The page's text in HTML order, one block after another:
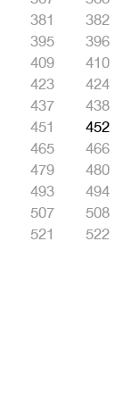
381
382
395
396
409
410
423
424
437
438
451
452
465
466
479
480
493
494
507
508
521 522